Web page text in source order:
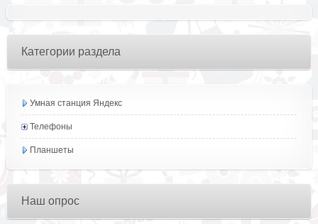
Категории раздела
Умная станция Яндекс
Телефоны
Планшеты
Наш опрос